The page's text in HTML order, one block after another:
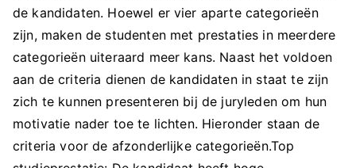
de kandidaten. Hoewel er vier aparte categorieën
zijn, maken de studenten met prestaties in meerdere
categorieën uiteraard meer kans. Naast het voldoen
aan de criteria dienen de kandidaten in staat te zijn
zich te kunnen presenteren bij de juryleden om hun
motivatie nader toe te lichten. Hieronder staan de
criteria voor de afzonderlijke categorieën.Top